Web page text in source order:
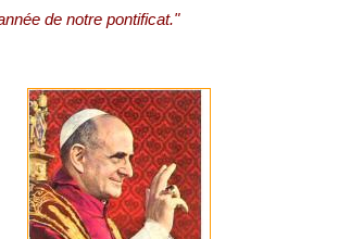
de notre pontificat."